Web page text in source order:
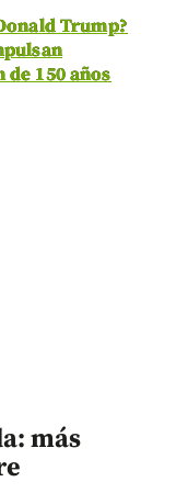
Trump?
150 años
más